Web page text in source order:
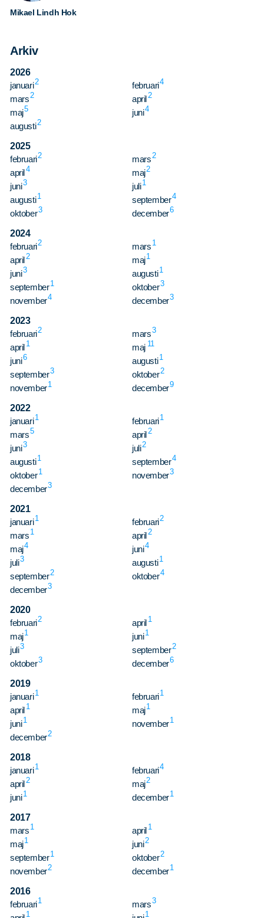
Mikael Lindh Hok
Arkiv
2026
januari2 februari4
mars2 april2
maj5 juni4
augusti2
2025
februari2 mars2
april4 maj2
juni3 juli1
augusti1 september4
oktober3 december6
2024
februari2 mars 1
april2 maj1
juni3 augusti1
september1 oktober3
november4 december3
2023
februari2 mars3
april 1 maj 11
juni6 augusti1
september3 oktober2
november1 december9
2022
januari1 februari1
mars5 april2
juni3 juli2
augusti1 september4
oktober1 november3
december3
2021
januari1 februari2
mars 1 april2
maj4 juni4
juli3 augusti1
september2 oktober4
december3
2020
februari2 april 1
maj1 juni1
juli3 september2
oktober3 december6
2019
januari1 februari1
april 1 maj1
juni1 november1
december2
2018
januari1 februari4
april2 maj2
juni1 december1
2017
mars 1 april 1
maj1 juni2
september1 oktober2
november2 december1
2016
februari1 mars3
1 1
Sök på sidan: